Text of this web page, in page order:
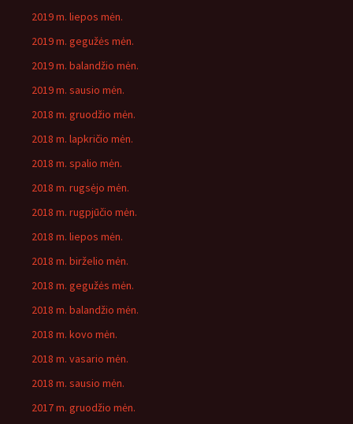
2019 m. liepos mėn.
2019 m. gegužės mėn.
2019 m. balandžio mėn.
2019 m. sausio mėn.
2018 m. gruodžio mėn.
2018 m. lapkričio mėn.
2018 m. spalio mėn.
2018 m. rugsėjo mėn.
2018 m. rugpjūčio mėn.
2018 m. liepos mėn.
2018 m. birželio mėn.
2018 m. gegužės mėn.
2018 m. balandžio mėn.
2018 m. kovo mėn.
2018 m. vasario mėn.
2018 m. sausio mėn.
2017 m. gruodžio mėn.